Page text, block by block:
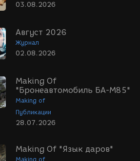
03.08.2026
Август 2026
Журнал
02.08.2026
Making Of
"Бронеавтомобиль БА-М85"
Making of
Публикации
28.07.2026
Making Of "Язык даров"
Making of